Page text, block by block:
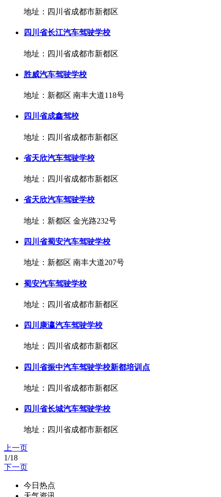
地址：四川省成都市新都区
四川省长江汽车驾驶学校
地址：四川省成都市新都区
胜威汽车驾驶学校
地址：新都区 南丰大道118号
四川省成鑫驾校
地址：四川省成都市新都区
省天欣汽车驾驶学校
地址：四川省成都市新都区
省天欣汽车驾驶学校
地址：新都区 金光路232号
四川省蜀安汽车驾驶学校
地址：新都区 南丰大道207号
蜀安汽车驾驶学校
地址：四川省成都市新都区
四川康瀛汽车驾驶学校
地址：四川省成都市新都区
四川省振中汽车驾驶学校新都培训点
地址：四川省成都市新都区
四川省长城汽车驾驶学校
地址：四川省成都市新都区
上一页
1/18
下一页
今日热点